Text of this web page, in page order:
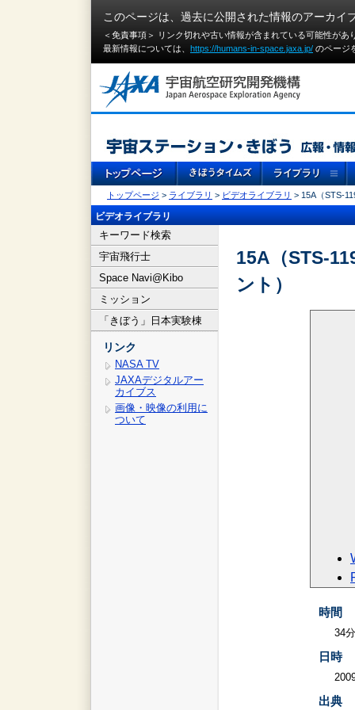
このページは、過去に公開された情報のアーカイ
＜免責事項＞ リンク切れや古い情報が含まれている可能性が
最新情報については、 https://humans-in-space.jaxa.jp/ のページ
トップページ > ライブラリ > ビデオライブラリ > 15A（STS-
ビデオライブラリ
キーワード検索
宇宙飛行士
Space Navi@Kibo
ミッション
「きぼう」日本実験棟
リンク
NASA TV
JAXAデジタルアー
カイブス
画像・映像の利用に
ついて
15A（STS-
ント）
時間
34
日時
出典